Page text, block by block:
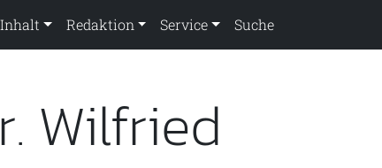
Inhalt Redaktion Service Suche
Wilfried